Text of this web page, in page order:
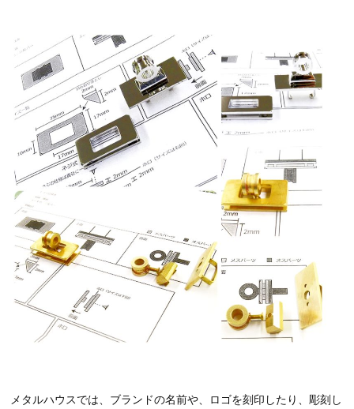
メタルハウスでは、ブランドの名前や、ロゴを刻印したり、彫刻し